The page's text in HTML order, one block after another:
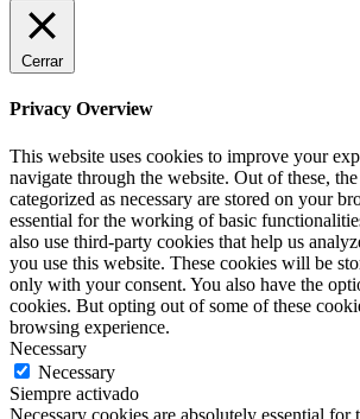
Cerrar
Privacy Overview
This website uses cookies to improve your
navigate through the website. Out of these,
categorized as necessary are stored on your
essential for the working of basic
also use third-party cookies that help us
you use this website. These cookies will be
only with your consent. You also have the
cookies. But opting out of some of these
browsing experience.
Necessary
Necessary
Siempre activado
Necessary cookies are absolutely essential for